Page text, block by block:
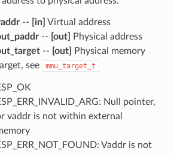
-- [in] Virtual address
-- [out]
Physical address
-- [out]
Physical memory
see
mmu_target_t
Null pointer,
vaddr is not within external
Vaddr is not